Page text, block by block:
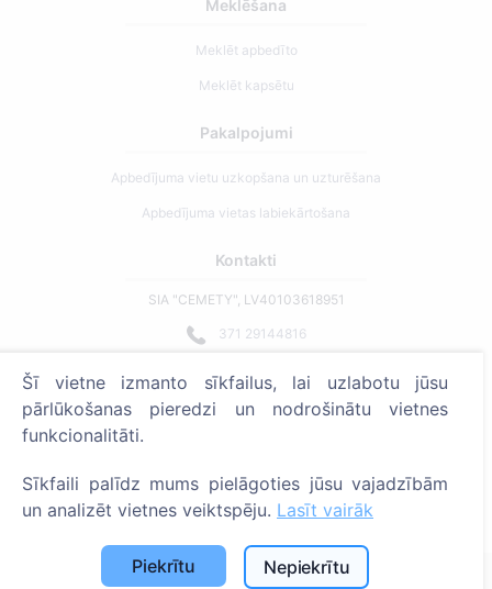
Meklēšana
Meklēt apbedīto
Meklēt kapsētu
Pakalpojumi
Apbedījuma vietu uzkopšana un uzturēšana
Apbedījuma vietas labiekārtošana
Kontakti
SIA "CEMETY", LV40103618951
371 29144816
Strādājam visā Latvijā!
Administratoriem
© 2013 - 2026 Cemety Visas tiesības aizsargātas
Šī vietne izmanto sīkfailus, lai uzlabotu jūsu
pārlūkošanas pieredzi un nodrošinātu vietnes
funkcionalitāti.
Sīkfaili palīdz mums pielāgoties jūsu vajadzībām
un analizēt vietnes veiktspēju. Lasīt vairāk
Piekrītu Nepiekrītu